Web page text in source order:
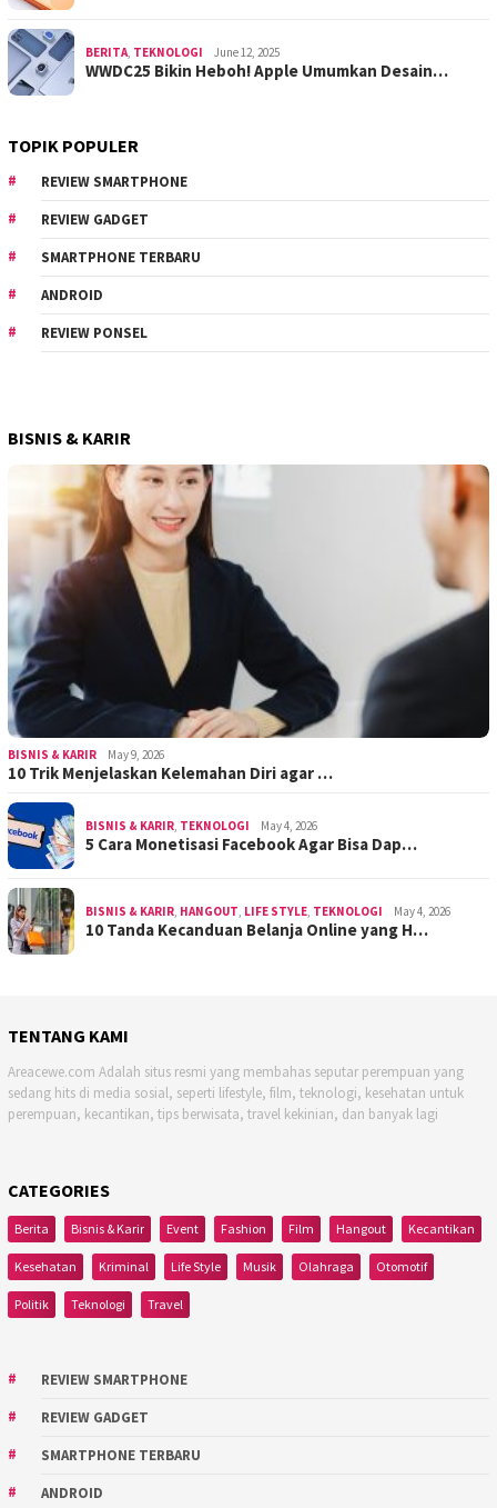
BERITA TEKNOLOGI June 12, 2025
WWDC25 Bikin Heboh! Apple Umumkan Desain…
TOPIK POPULER
REVIEW SMARTPHONE
REVIEW GADGET
SMARTPHONE TERBARU
ANDROID
REVIEW PONSEL
BISNIS & KARIR
BISNIS & KARIR May 9, 2026
10 Trik Menjelaskan Kelemahan Diri agar …
BISNIS & KARIR TEKNOLOGI May 4, 2026
5 Cara Monetisasi Facebook Agar Bisa Dap…
BISNIS & KARIR HANGOUT LIFE STYLE TEKNOLOGI May 4, 2026
10 Tanda Kecanduan Belanja Online yang H…
TENTANG KAMI
Areacewe.com Adalah situs resmi yang membahas seputar perempuan yang
sedang hits di media sosial, seperti lifestyle, film, teknologi, kesehatan untuk
perempuan, kecantikan, tips berwisata, travel kekinian, dan banyak lagi
CATEGORIES
Berita Bisnis & Karir Event Fashion Film Hangout Kecantikan
Kesehatan Kriminal Life Style Musik Olahraga Otomotif
Politik Teknologi Travel
REVIEW SMARTPHONE
REVIEW GADGET
SMARTPHONE TERBARU
ANDROID